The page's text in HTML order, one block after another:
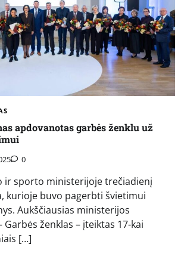
apdovanotas garbės ženklu už
0
ir sporto ministerijoje trečiadienį
kurioje buvo pagerbti švietimui
Aukščiausias ministerijos
ženklas – įteiktas 17-kai
[…]